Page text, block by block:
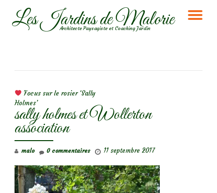
AllerLes Jardins de Malorie
Architecte Paysagiste et Coaching Jardin
Focus sur le rosier ‘Sally
Holmes’
sally holmes et Wollerton
association
malo 11 septembre 2017
0 commentaires